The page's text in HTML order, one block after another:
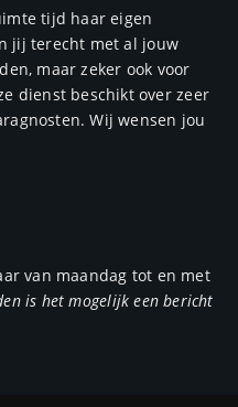
tijd haar eigen
jij terecht met al jouw
maar zeker ook voor
dienst beschikt over zeer
Wij wensen jou
van maandag tot en met
is het mogelijk een bericht